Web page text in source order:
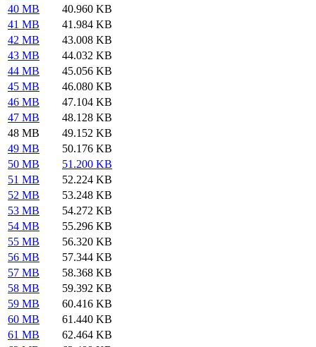
40 MB
40.960 KB
41 MB
41.984 KB
42 MB
43.008 KB
43 MB
44.032 KB
44 MB
45.056 KB
45 MB
46.080 KB
46 MB
47.104 KB
47 MB
48.128 KB
48 MB
49.152 KB
49 MB
50.176 KB
50 MB
51.200 KB
51 MB
52.224 KB
52 MB
53.248 KB
53 MB
54.272 KB
54 MB
55.296 KB
55 MB
56.320 KB
56 MB
57.344 KB
57 MB
58.368 KB
58 MB
59.392 KB
59 MB
60.416 KB
60 MB
61.440 KB
61 MB
62.464 KB